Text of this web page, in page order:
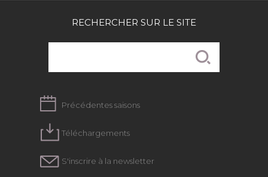
RECHERCHER SUR LE SITE
Précédentes saisons
Téléchargements
S'inscrire à la newsletter